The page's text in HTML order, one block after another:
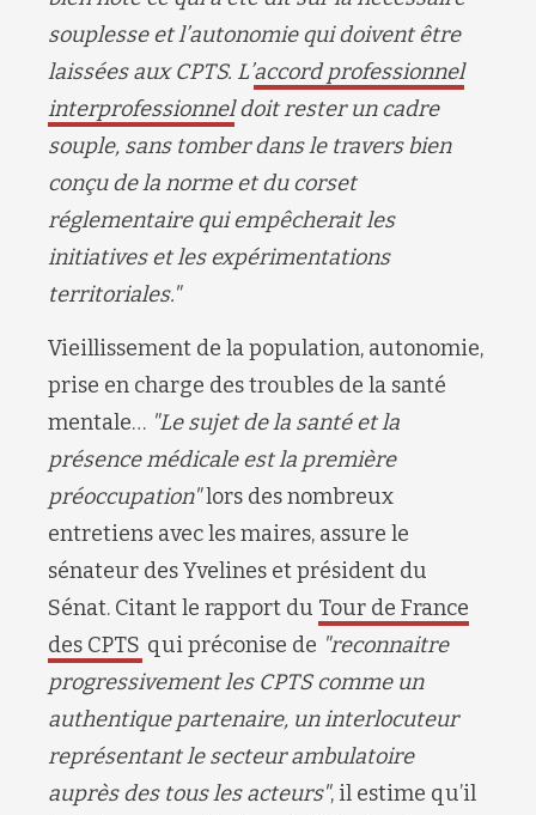
souplesse et l’autonomie qui doivent être
laissées aux CPTS. L’accord professionnel
interprofessionneldoit rester un cadre
souple, sans tomber dans le travers bien
conçu de la norme et du corset
réglementaire qui empêcherait les
initiatives et les expérimentations
territoriales."
Vieillissement de la population, autonomie,
prise en charge des troubles de la santé
mentale… "Le sujet de la santé et la
présence médicale est la première
préoccupation"lors des nombreux
entretiens avec les maires, assure le
sénateur des Yvelines et président du
Sénat. Citant le rapport du Tour de France
des CPTS qui préconise de "reconnaitre
progressivement les CPTS comme un
authentique partenaire, un interlocuteur
représentant le secteur ambulatoire
auprès des tous les acteurs", il estime qu’il